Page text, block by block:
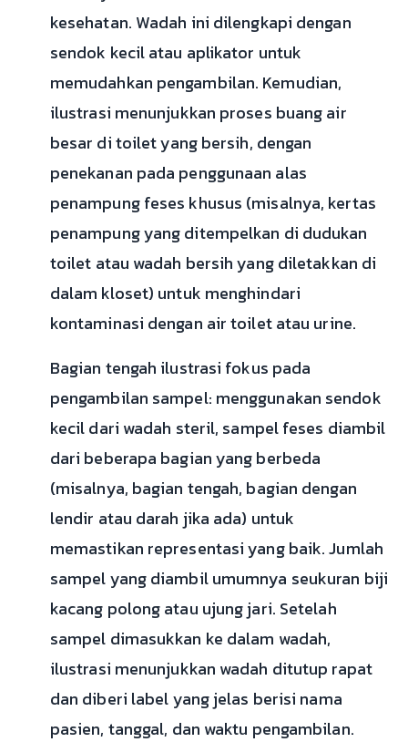
kesehatan. Wadah ini dilengkapi dengan
sendok kecil atau aplikator untuk
memudahkan pengambilan. Kemudian,
ilustrasi menunjukkan proses buang air
besar di toilet yang bersih, dengan
penekanan pada penggunaan alas
penampung feses khusus (misalnya, kertas
penampung yang ditempelkan di dudukan
toilet atau wadah bersih yang diletakkan di
dalam kloset) untuk menghindari
kontaminasi dengan air toilet atau urine.
Bagian tengah ilustrasi fokus pada
pengambilan sampel: menggunakan sendok
kecil dari wadah steril, sampel feses diambil
dari beberapa bagian yang berbeda
(misalnya, bagian tengah, bagian dengan
lendir atau darah jika ada) untuk
memastikan representasi yang baik. Jumlah
sampel yang diambil umumnya seukuran biji
kacang polong atau ujung jari. Setelah
sampel dimasukkan ke dalam wadah,
ilustrasi menunjukkan wadah ditutup rapat
dan diberi label yang jelas berisi nama
pasien, tanggal, dan waktu pengambilan.